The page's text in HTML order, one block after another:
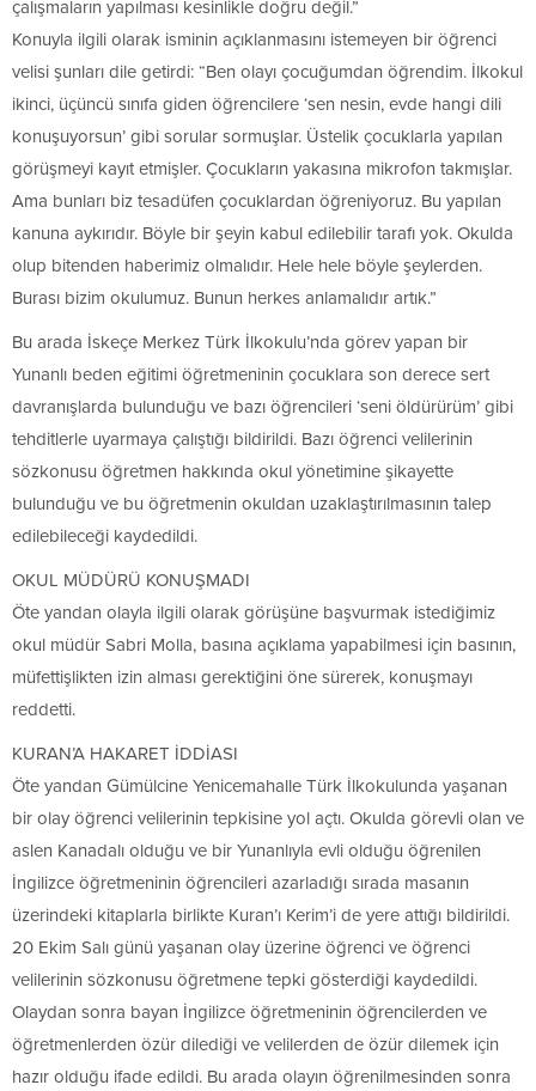
çalışmaların yapılması kesinlikle doğru değil.”
Konuyla ilgili olarak isminin açıklanmasını istemeyen bir öğrenci
velisi şunları dile getirdi: “Ben olayı çocuğumdan öğrendim. İlkokul
ikinci, üçüncü sınıfa giden öğrencilere ‘sen nesin, evde hangi dili
konuşuyorsun’ gibi sorular sormuşlar. Üstelik çocuklarla yapılan
görüşmeyi kayıt etmişler. Çocukların yakasına mikrofon takmışlar.
Ama bunları biz tesadüfen çocuklardan öğreniyoruz. Bu yapılan
kanuna aykırıdır. Böyle bir şeyin kabul edilebilir tarafı yok. Okulda
olup bitenden haberimiz olmalıdır. Hele hele böyle şeylerden.
Burası bizim okulumuz. Bunun herkes anlamalıdır artık.”
Bu arada İskeçe Merkez Türk İlkokulu’nda görev yapan bir
Yunanlı beden eğitimi öğretmeninin çocuklara son derece sert
davranışlarda bulunduğu ve bazı öğrencileri ‘seni öldürürüm’ gibi
tehditlerle uyarmaya çalıştığı bildirildi. Bazı öğrenci velilerinin
sözkonusu öğretmen hakkında okul yönetimine şikayette
bulunduğu ve bu öğretmenin okuldan uzaklaştırılmasının talep
edilebileceği kaydedildi.
OKUL MÜDÜRÜ KONUŞMADI
Öte yandan olayla ilgili olarak görüşüne başvurmak istediğimiz
okul müdür Sabri Molla, basına açıklama yapabilmesi için basının,
müfettişlikten izin alması gerektiğini öne sürerek, konuşmayı
reddetti.
KURAN’A HAKARET İDDİASI
Öte yandan Gümülcine Yenicemahalle Türk İlkokulunda yaşanan
bir olay öğrenci velilerinin tepkisine yol açtı. Okulda görevli olan ve
aslen Kanadalı olduğu ve bir Yunanlıyla evli olduğu öğrenilen
İngilizce öğretmeninin öğrencileri azarladığı sırada masanın
üzerindeki kitaplarla birlikte Kuran’ı Kerim’i de yere attığı bildirildi.
20 Ekim Salı günü yaşanan olay üzerine öğrenci ve öğrenci
velilerinin sözkonusu öğretmene tepki gösterdiği kaydedildi.
Olaydan sonra bayan İngilizce öğretmeninin öğrencilerden ve
öğretmenlerden özür dilediği ve velilerden de özür dilemek için
hazır olduğu ifade edildi. Bu arada olayın öğrenilmesinden sonra